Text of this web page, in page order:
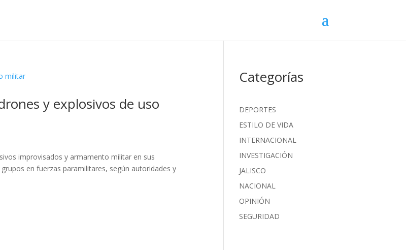
y explosivos de uso
improvisados y armamento militar en sus
en fuerzas paramilitares, según autoridades y
Categorías
DEPORTES
ESTILO DE VIDA
INTERNACIONAL
INVESTIGACIÓN
JALISCO
NACIONAL
OPINIÓN
SEGURIDAD